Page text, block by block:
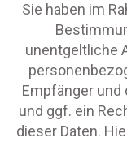
Sie haben im
unentgeltliche
Empfänger und
und ggf. ein
dieser Daten.